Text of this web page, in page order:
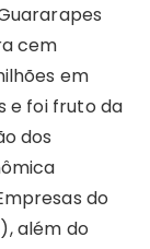
cem
em
e foi fruto da
dos
do
além do